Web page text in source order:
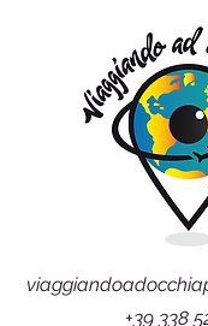
+39 338